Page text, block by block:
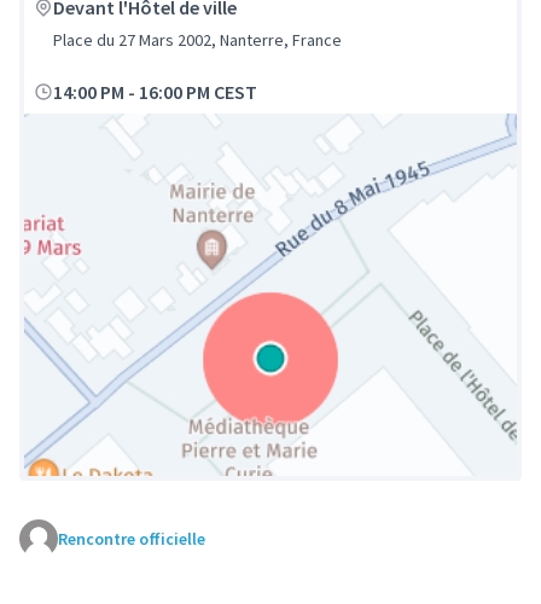
Devant l'Hôtel de ville
Place du 27 Mars 2002, Nanterre, France
14:00 PM - 16:00 PM CEST
Rencontre officielle